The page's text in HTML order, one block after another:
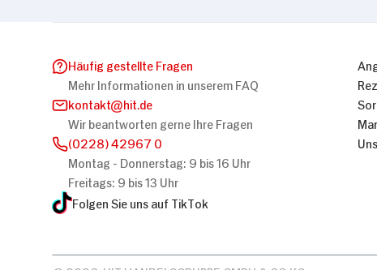
Häufig gestellte Fragen
Mehr Informationen in unserem FAQ
kontakt
hit.de
Wir beantworten gerne Ihre Fragen
(0228) 42967 0
Montag - Donnerstag: 9 bis 16 Uhr
Freitags: 9 bis 13 Uhr
Folgen Sie uns auf TikTok